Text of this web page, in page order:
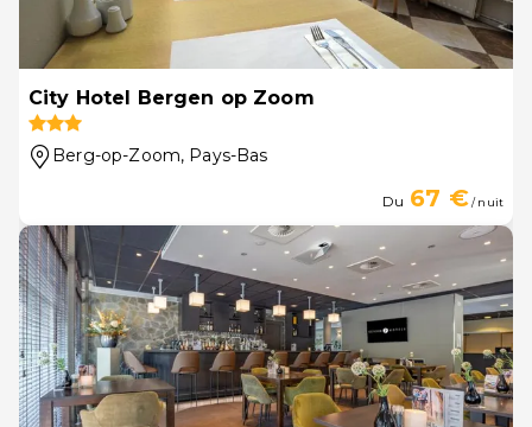
City Hotel Bergen op Zoom
Berg-op-Zoom, Pays-Bas
Du 67 €/ nuit